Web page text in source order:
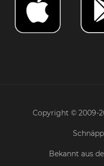
Copyright © 2009-
Bekannt aus